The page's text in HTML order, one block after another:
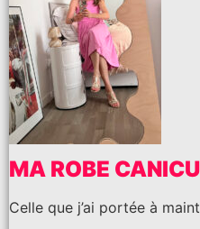
MA ROBE
Celle que j’ai portée à